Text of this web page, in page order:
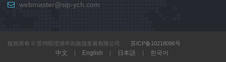
webmaster@sip-ych.com
版权所有 © 苏州阳澄湖半岛旅游发展有限公司. 苏ICP备10218096号
中文 English 日本語 한국어